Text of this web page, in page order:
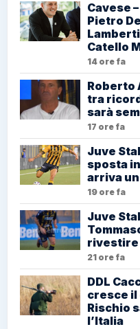
Cavese
Pietro
Catello
14 ore fa
Roberto
tra
sarà
17 ore fa
Juve
sposta
arriva
19 ore fa
Juve
rivestire
21 ore fa
DDL
cresce il
Rischio
l’Italia